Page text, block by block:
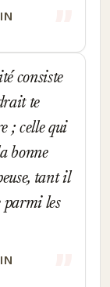
consiste
te
; celle qui
bonne
tant il
parmi les